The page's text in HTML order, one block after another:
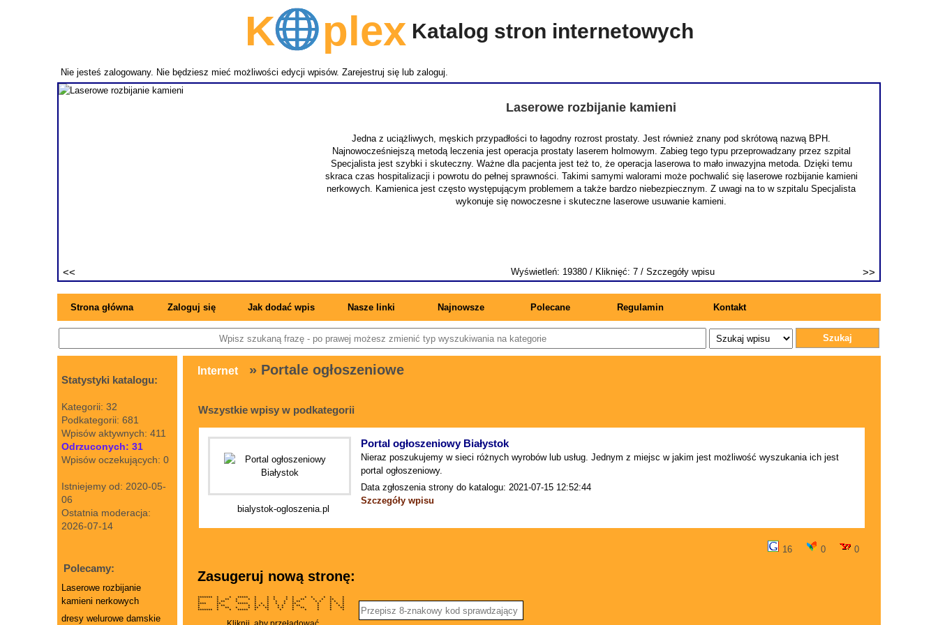
Kplex Katalog stron internetowych
Nie jesteś zalogowany. Nie będziesz mieć możliwości edycji wpisów. Zarejestruj się lub zaloguj.
Laserowe rozbijanie kamieni
Jedna z uciążliwych, męskich przypadłości to łagodny rozrost prostaty. Jest również znany pod skrótową nazwą BPH.
Najnowocześniejszą metodą leczenia jest operacja prostaty laserem holmowym. Zabieg tego typu przeprowadzany przez szpital
Specjalista jest szybki i skuteczny. Ważne dla pacjenta jest też to, że operacja laserowa to mało inwazyjna metoda. Dzięki temu
skraca czas hospitalizacji i powrotu do pełnej sprawności. Takimi samymi walorami może pochwalić się laserowe rozbijanie kamieni
nerkowych. Kamienica jest często występującym problemem a także bardzo niebezpiecznym. Z uwagi na to w szpitalu Specjalista
wykonuje się nowoczesne i skuteczne laserowe usuwanie kamieni.
Wyświetleń: 19380 / Kliknięć: 7 / Szczegóły wpisu
Strona główna Zaloguj się Jak dodać wpis Nasze linki Najnowsze Polecane Regulamin Kontakt
Szukaj
Statystyki katalogu:
Kategorii: 32
Podkategorii: 681
Wpisów aktywnych: 411
Odrzuconych: 31
Wpisów oczekujących: 0
Istniejemy od: 2020-05-
06
Ostatnia moderacja:
2026-07-14
Polecamy:
Laserowe rozbijanie
kamieni nerkowych
dresy welurowe damskie
Internet » Portale ogłoszeniowe
Wszystkie wpisy w podkategorii
bialystok-ogloszenia.pl
Portal ogłoszeniowy Białystok
Nieraz poszukujemy w sieci różnych wyrobów lub usług. Jednym z miejsc w jakim jest możliwość wyszukania ich jest
portal ogłoszeniowy.
Data zgłoszenia strony do katalogu: 2021-07-15 12:52:44
Szczegóły wpisu
16 0 0
Zasugeruj nową stronę:
******* * * ***** * * * * * * * * * *
* * ** * * * * * * * ** * * ** *
* * ** * * * * * * ** * * * * *
**** ** ***** * * * * * ** * * * *
* * ** * * * * * * * * ** * * * *
* * ** * * ** ** * * * ** * * **
******* * * ***** * * * * * * * *